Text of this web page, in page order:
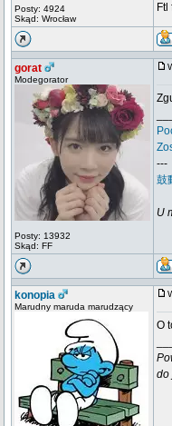
Posty: 4924
Skąd: Wrocław
gorat
Modegorator
Posty: 13932
Skąd: FF
---
鼓
U
konopia
Marudny maruda marudzący
O
do